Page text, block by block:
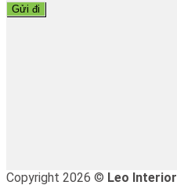
Copyright 2026 © Leo Interior